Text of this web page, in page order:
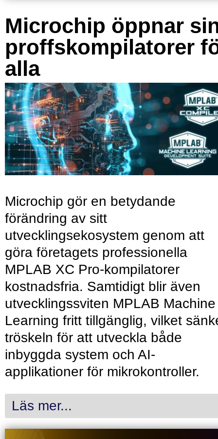
Microchip öppnar
proffskompilatorer
alla
Microchip gör en betydande
förändring av sitt
utvecklingsekosystem genom att
göra företagets professionella
MPLAB XC Pro-kompilatorer
kostnadsfria. Samtidigt blir även
utvecklingssviten MPLAB Machine
Learning fritt tillgänglig, vilket
tröskeln för att utveckla både
inbyggda system och AI-
applikationer för mikrokontroller.
Läs mer...